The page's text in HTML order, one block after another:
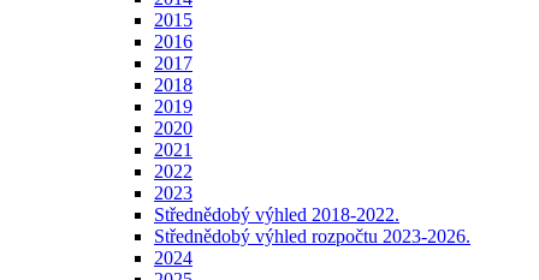
2015
2016
2017
2018
2019
2020
2021
2022
2023
Střednědobý výhled 2018-2022.
Střednědobý výhled rozpočtu 2023-2026.
2024